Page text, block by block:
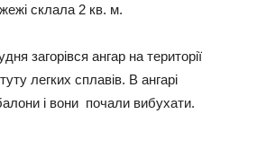
склала 2 кв. м.
загорівся ангар на території
легких сплавів. В ангарі
і вони почали вибухати.